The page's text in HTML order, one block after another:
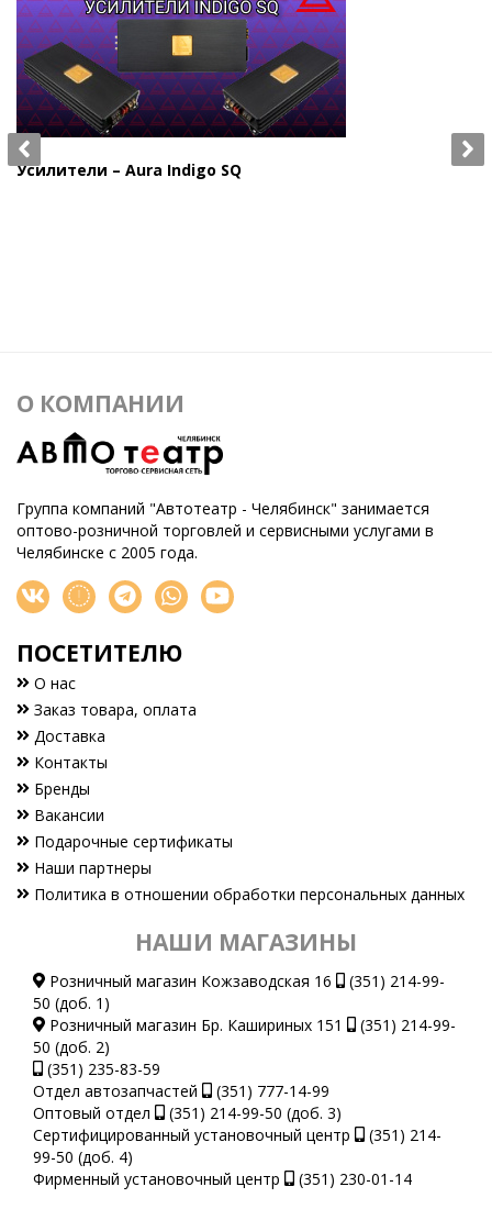
Усилители – Aura Indigo SQ
О КОМПАНИИ
Группа компаний "Автотеатр - Челябинск" занимается
оптово-розничной торговлей и сервисными услугами в
Челябинске с 2005 года.
ПОСЕТИТЕЛЮ
О нас
Заказ товара, оплата
Доставка
Контакты
Бренды
Вакансии
Подарочные сертификаты
Наши партнеры
Политика в отношении обработки персональных данных
НАШИ МАГАЗИНЫ
Розничный магазин Кожзаводская 16
(351) 214-99-
50 (доб. 1)
Розничный магазин Бр. Кашириных 151
(351) 214-99-
50 (доб. 2)
(351) 235-83-59
Отдел автозапчастей
(351) 777-14-99
Оптовый отдел
(351) 214-99-50 (доб. 3)
Сертифицированный установочный центр
(351) 214-
99-50 (доб. 4)
Фирменный установочный центр
(351) 230-01-14